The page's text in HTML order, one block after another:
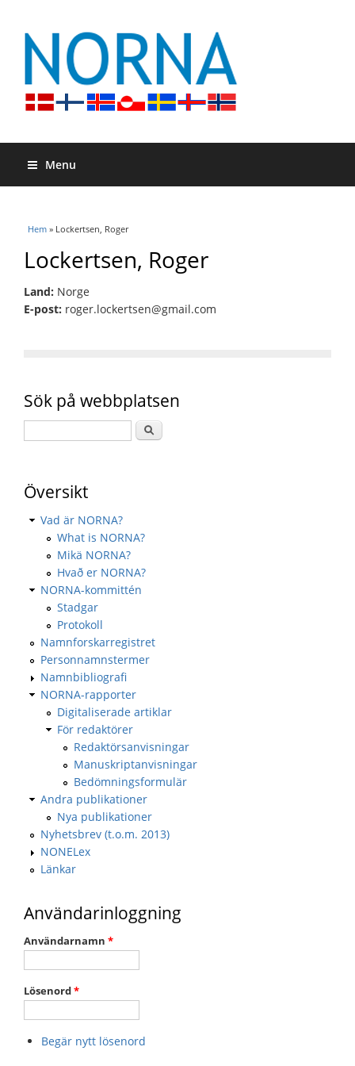
Menu
Du är här
Hem » Lockertsen, Roger
Lockertsen, Roger
Land: Norge
E-post: roger.lockertsen@gmail.com
Sök på webbplatsen
Översikt
Vad är NORNA?
What is NORNA?
Mikä NORNA?
Hvað er NORNA?
NORNA-kommittén
Stadgar
Protokoll
Namnforskarregistret
Personnamnstermer
Namnbibliografi
NORNA-rapporter
Digitaliserade artiklar
För redaktörer
Redaktörsanvisningar
Manuskriptanvisningar
Bedömningsformulär
Andra publikationer
Nya publikationer
Nyhetsbrev (t.o.m. 2013)
NONELex
Länkar
Användarinloggning
Användarnamn *
Lösenord*
Begär nytt lösenord